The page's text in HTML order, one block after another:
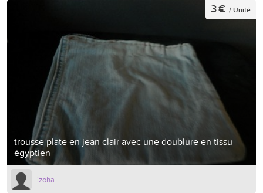
trousse plate en jean clair avec une doublure en tissu
égyptien
3 € / Unité
izoha